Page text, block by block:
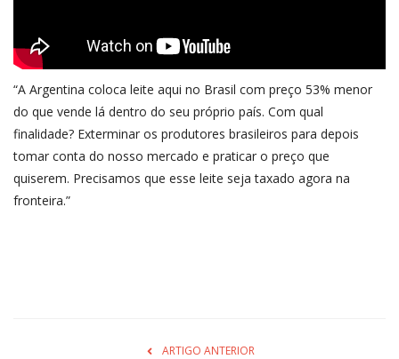
“A Argentina coloca leite aqui no Brasil com preço 53% menor
do que vende lá dentro do seu próprio país. Com qual
finalidade? Exterminar os produtores brasileiros para depois
tomar conta do nosso mercado e praticar o preço que
quiserem. Precisamos que esse leite seja taxado agora na
fronteira.”
ARTIGO ANTERIOR